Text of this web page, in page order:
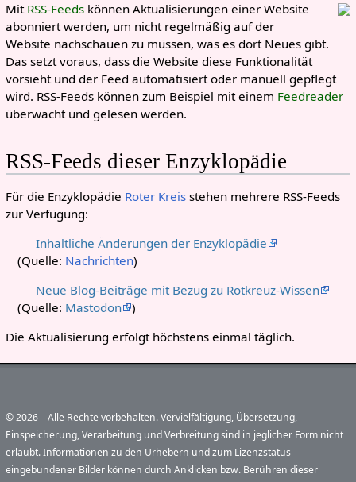
Mit RSS-Feedskönnen Aktualisierungen einer Website
abonniert werden, um nicht regelmäßig auf der
Website nachschauen zu müssen, was es dort Neues gibt.
Das setzt voraus, dass die Website diese Funktionalität
vorsieht und der Feed automatisiert oder manuell gepflegt
wird. RSS-Feeds können zum Beispiel mit einem Feedreader
überwacht und gelesen werden.
RSS-Feeds dieser Enzyklopädie
Für die Enzyklopädie Roter Kreisstehen mehrere RSS-Feeds
zur Verfügung:
Inhaltliche Änderungen der Enzyklopädie
(Quelle: Nachrichten)
Neue Blog-Beiträge mit Bezug zu Rotkreuz-Wissen
(Quelle: Mastodon
)
Die Aktualisierung erfolgt höchstens einmal täglich.
© 2026 – Alle Rechte vorbehalten. Vervielfältigung, Übersetzung,
Einspeicherung, Verarbeitung und Verbreitung sind in jeglicher Form nicht
erlaubt. Informationen zu den Urhebern und zum Lizenzstatus
eingebundener Bilder können durch Anklicken bzw. Berühren dieser